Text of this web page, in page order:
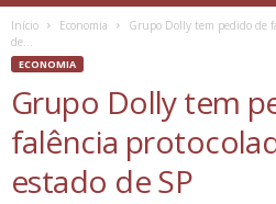
Início Economia
Grupo Dolly tem pedido de
de...
ECONOMIA
Grupo Dolly tem
falência
estado de SP